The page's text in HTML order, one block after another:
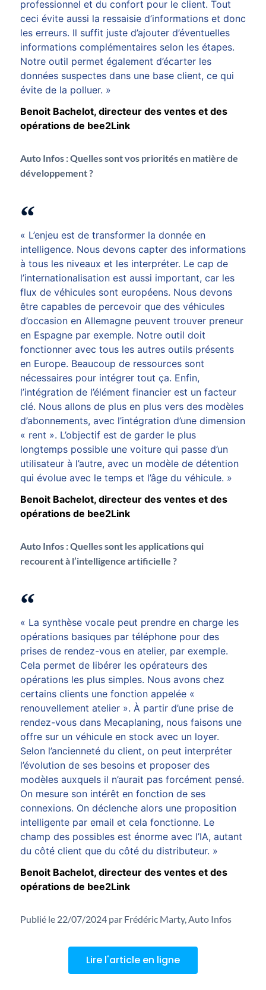
professionnel et du confort pour le client. Tout
ceci évite aussi la ressaisie d’informations et donc
les erreurs. Il suffit juste d’ajouter d’éventuelles
informations complémentaires selon les étapes.
Notre outil permet également d’écarter les
données suspectes dans une base client, ce qui
évite de la polluer. »
Benoit Bachelot, directeur des ventes et des
opérations de bee2Link
Auto Infos :Quelles sont vos priorités en matière de
développement ?
« L’enjeu est de transformer la donnée en
intelligence. Nous devons capter des informations
à tous les niveaux et les interpréter. Le cap de
l’internationalisation est aussi important, car les
flux de véhicules sont européens. Nous devons
être capables de percevoir que des véhicules
d’occasion en Allemagne peuvent trouver preneur
en Espagne par exemple. Notre outil doit
fonctionner avec tous les autres outils présents
en Europe. Beaucoup de ressources sont
nécessaires pour intégrer tout ça. Enfin,
l’intégration de l’élément financier est un facteur
clé. Nous allons de plus en plus vers des modèles
d’abonnements, avec l’intégration d’une dimension
« rent ». L’objectif est de garder le plus
longtemps possible une voiture qui passe d’un
utilisateur à l’autre, avec un modèle de détention
qui évolue avec le temps et l’âge du véhicule. »
Benoit Bachelot, directeur des ventes et des
opérations de bee2Link
Auto Infos :Quelles sont les applications qui
recourent à l’intelligence artificielle ?
« La synthèse vocale peut prendre en charge les
opérations basiques par téléphone pour des
prises de rendez-vous en atelier, par exemple.
Cela permet de libérer les opérateurs des
opérations les plus simples. Nous avons chez
certains clients une fonction appelée «
renouvellement atelier ». À partir d’une prise de
rendez-vous dans Mecaplaning, nous faisons une
offre sur un véhicule en stock avec un loyer.
Selon l’ancienneté du client, on peut interpréter
l’évolution de ses besoins et proposer des
modèles auxquels il n’aurait pas forcément pensé.
On mesure son intérêt en fonction de ses
connexions. On déclenche alors une proposition
intelligente par email et cela fonctionne. Le
champ des possibles est énorme avec l’IA, autant
du côté client que du côté du distributeur. »
Benoit Bachelot, directeur des ventes et des
opérations de bee2Link
Publié le 22/07/2024 par Frédéric Marty, Auto Infos
Lire l'article en ligne